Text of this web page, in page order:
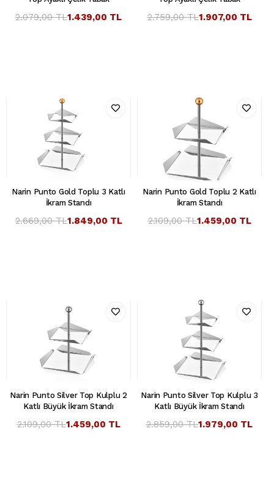
1.439,00 TL
2.079,00 TL 1.907,00 TL
2.759,00 TL
Narin Punto Gold Toplu 3 Katlı
İkram Standı
1.849,00 TL
2.669,00 TL
Narin Punto Gold Toplu 2 Katlı
İkram Standı
1.459,00 TL
2.109,00 TL
Narin Punto Silver Top Kulplu 2
Katlı Büyük İkram Standı
1.459,00 TL
2.109,00 TL
Narin Punto Silver Top Kulplu 3
Katlı Büyük İkram Standı
1.979,00 TL
2.859,00 TL